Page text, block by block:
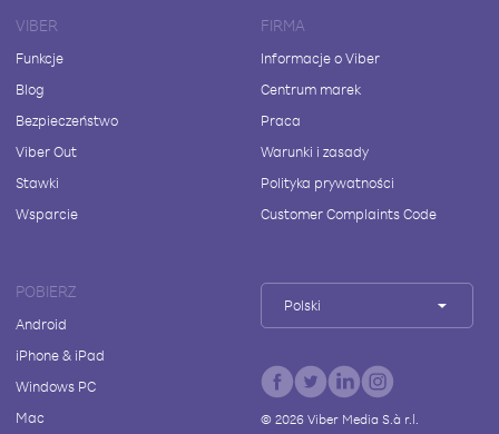
VIBER
Funkcje
Blog
Bezpieczeństwo
Viber Out
Stawki
Wsparcie
FIRMA
Informacje o Viber
Centrum marek
Praca
Warunki i zasady
Polityka prywatności
Customer Complaints Code
POBIERZ
Android
iPhone & iPad
Windows PC
Mac
Polski
© 2026Viber Media S.à r.l.